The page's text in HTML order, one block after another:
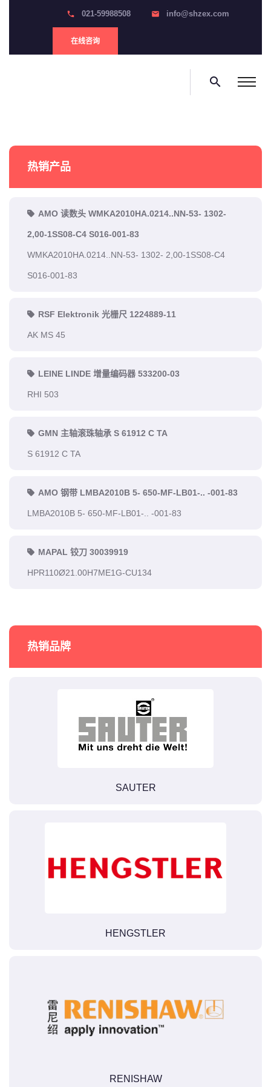
phone 021-59988508 email info@shzex.com
在线咨询
search
热销产品
AMO 读数头 WMKA2010HA.0214..NN-53- 1302-
2,00-1SS08-C4 S016-001-83
WMKA2010HA.0214..NN-53- 1302- 2,00-1SS08-C4
S016-001-83
RSF Elektronik 光栅尺 1224889-11
AK MS 45
LEINE LINDE 增量编码器 533200-03
RHI 503
GMN 主轴滚珠轴承 S 61912 C TA
S 61912 C TA
AMO 钢带 LMBA2010B 5- 650-MF-LB01-.. -001-83
LMBA2010B 5- 650-MF-LB01-.. -001-83
MAPAL 铰刀 30039919
HPR110Ø21.00H7ME1G-CU134
热销品牌
SAUTER
HENGSTLER
RENISHAW